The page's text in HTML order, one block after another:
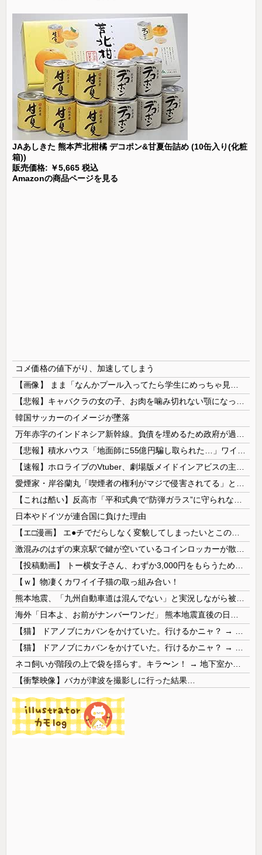
JAあしきた 熊本芦北柑橘 デコポン&甘夏缶詰め (10缶入り(化粧
箱))
販売価格: ￥5,665 税込
Amazonの商品ページを見る
コメ価格の値下がり、加速してしまう
韓国サッカーのイメージが墜落
日本やドイツが連合国に負けた理由
【ｗ】物凄くカワイイ子猫の取っ組み合い！
【衝撃映像】バカが津波を撮影しに行った結果…